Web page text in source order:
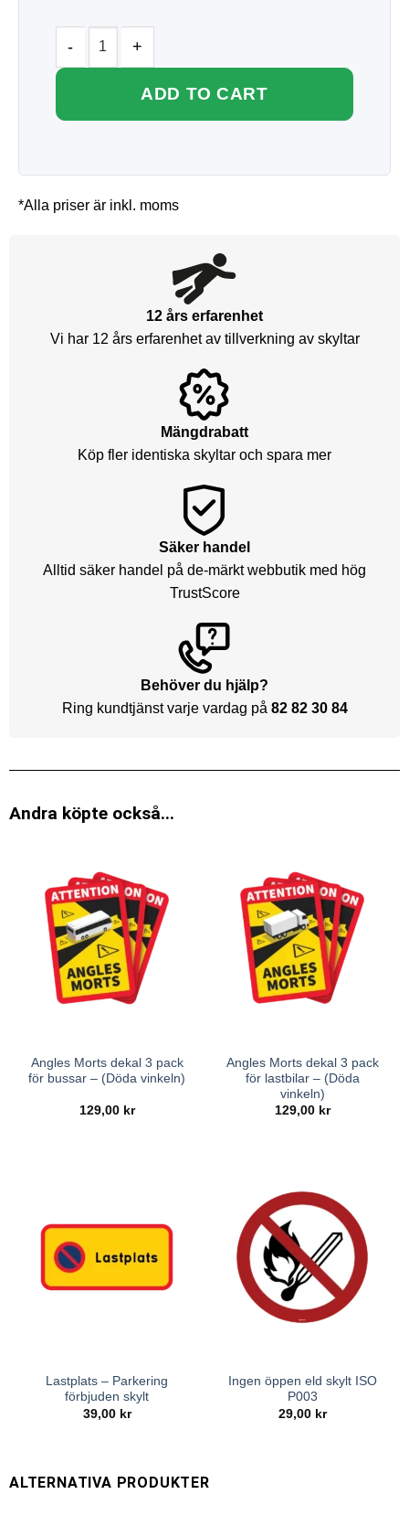
ADD TO CART
*Alla priser är inkl. moms
12 års erfarenhet
Vi har 12 års erfarenhet av tillverkning av skyltar
Mängdrabatt
Köp fler identiska skyltar och spara mer
Säker handel
Alltid säker handel på de-märkt webbutik med hög
TrustScore
Behöver du hjälp?
Ring kundtjänst varje vardag på 82 82 30 84
Andra köpte också...
Angles Morts dekal 3 pack
för bussar – (Döda vinkeln)
129,00 kr
Angles Morts dekal 3 pack
för lastbilar – (Döda
vinkeln)
129,00 kr
Lastplats – Parkering
förbjuden skylt
39,00 kr
Ingen öppen eld skylt ISO
P003
29,00 kr